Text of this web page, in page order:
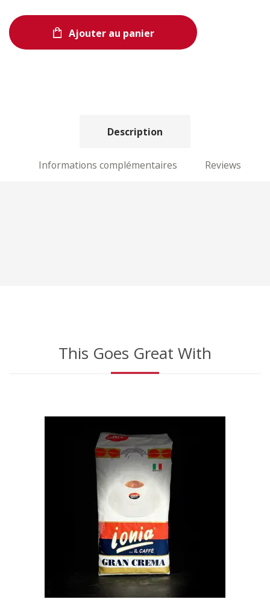
Ajouter au panier
Description
Informations complémentaires Reviews
This Goes Great With